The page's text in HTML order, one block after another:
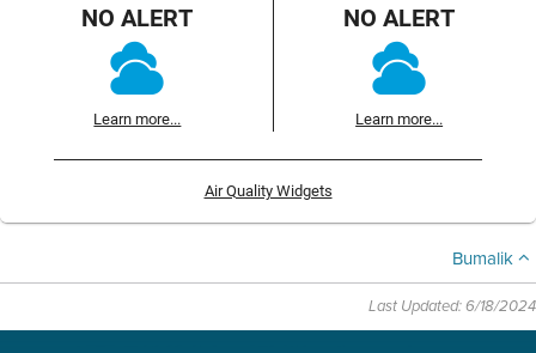
NO ALERT
Learn more...
NO ALERT
Learn more...
Air Quality Widgets
Bumalik
Last Updated: 6/18/2024